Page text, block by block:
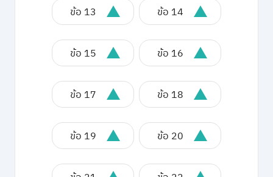
ข้อ 13 ข้อ 14
ข้อ 15 ข้อ 16
ข้อ 17 ข้อ 18
ข้อ 19 ข้อ 20